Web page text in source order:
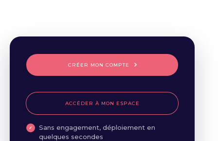
CRÉER MON COMPTE
ACCÉDER À MON ESPACE
Sans engagement, déploiement en
quelques secondes